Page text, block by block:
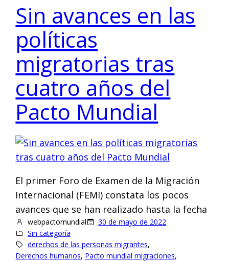
Sin avances en las
políticas
migratorias tras
cuatro años del
Pacto Mundial
El primer Foro de Examen de la Migración
Internacional (FEMI) constata los pocos
avances que se han realizado hasta la fecha
webpactomundial
30 de mayo de 2022
Sin categoría
derechos de las personas migrantes,
Derechos humanos, Pacto mundial migraciones,